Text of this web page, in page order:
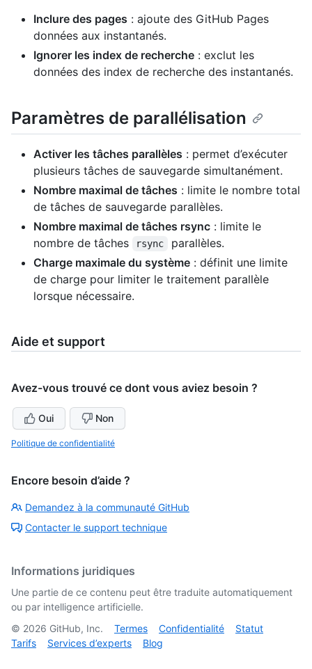
Inclure des pages : ajoute des GitHub Pages
données aux instantanés.
Ignorer les index de recherche : exclut les
données des index de recherche des instantanés.
Paramètres de parallélisation
Activer les tâches parallèles : permet d’exécuter
plusieurs tâches de sauvegarde simultanément.
Nombre maximal de tâches : limite le nombre total
de tâches de sauvegarde parallèles.
Nombre maximal de tâches rsync : limite le
nombre de tâches
rsync
parallèles.
Charge maximale du système : définit une limite
de charge pour limiter le traitement parallèle
lorsque nécessaire.
Aide et support
Avez-vous trouvé ce dont vous aviez besoin ?
Oui Non
Politique de confidentialité
Encore besoin d’aide ?
Demandez à la communauté GitHub
Contacter le support technique
Informations juridiques
Une partie de ce contenu peut être traduite automatiquement
ou par intelligence artificielle.
© 2026 GitHub, Inc. Termes Confidentialité
Statut
Tarifs
Services d’experts Blog